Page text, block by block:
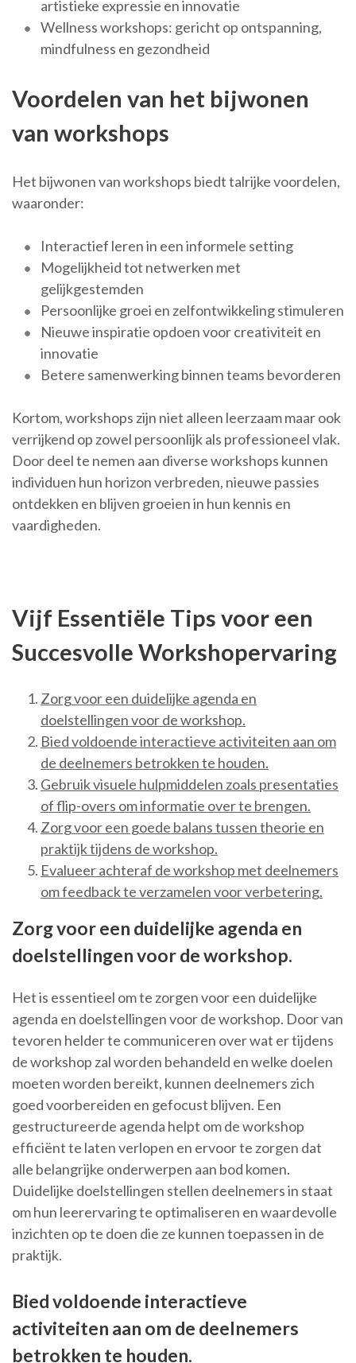
artistieke expressie en innovatie
Wellness workshops: gericht op ontspanning,
mindfulness en gezondheid
Voordelen van het bijwonen
van workshops
Het bijwonen van workshops biedt talrijke voordelen,
waaronder:
Interactief leren in een informele setting
Mogelijkheid tot netwerken met
gelijkgestemden
Persoonlijke groei en zelfontwikkeling stimuleren
Nieuwe inspiratie opdoen voor creativiteit en
innovatie
Betere samenwerking binnen teams bevorderen
Kortom, workshops zijn niet alleen leerzaam maar ook
verrijkend op zowel persoonlijk als professioneel vlak.
Door deel te nemen aan diverse workshops kunnen
individuen hun horizon verbreden, nieuwe passies
ontdekken en blijven groeien in hun kennis en
vaardigheden.
Vijf Essentiële Tips voor een
Succesvolle Workshopervaring
Zorg voor een duidelijke agenda en
doelstellingen voor de workshop.
Bied voldoende interactieve activiteiten aan om
de deelnemers betrokken te houden.
Gebruik visuele hulpmiddelen zoals presentaties
of flip-overs om informatie over te brengen.
Zorg voor een goede balans tussen theorie en
praktijk tijdens de workshop.
Evalueer achteraf de workshop met deelnemers
om feedback te verzamelen voor verbetering.
Zorg voor een duidelijke agenda en
doelstellingen voor de workshop.
Het is essentieel om te zorgen voor een duidelijke
agenda en doelstellingen voor de workshop. Door van
tevoren helder te communiceren over wat er tijdens
de workshop zal worden behandeld en welke doelen
moeten worden bereikt, kunnen deelnemers zich
goed voorbereiden en gefocust blijven. Een
gestructureerde agenda helpt om de workshop
efficiënt te laten verlopen en ervoor te zorgen dat
alle belangrijke onderwerpen aan bod komen.
Duidelijke doelstellingen stellen deelnemers in staat
om hun leerervaring te optimaliseren en waardevolle
inzichten op te doen die ze kunnen toepassen in de
praktijk.
Bied voldoende interactieve
activiteiten aan om de deelnemers
betrokken te houden.